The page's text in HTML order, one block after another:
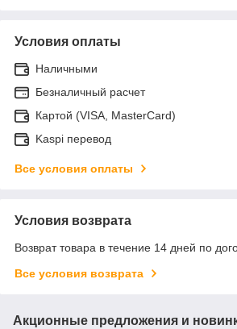
Условия оплаты
Наличными
Безналичный расчет
Картой (VISA, MasterCard)
Kaspi перевод
Все условия оплаты
Условия возврата
Возврат товара в течение 14 дней по
Все условия возврата
Акционные предложения и